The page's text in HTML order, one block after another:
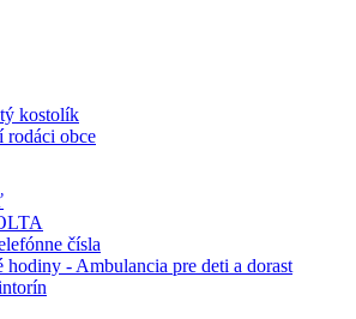
kostolík
rodáci obce
čísla
hodiny - Ambulancia pre deti a dorast